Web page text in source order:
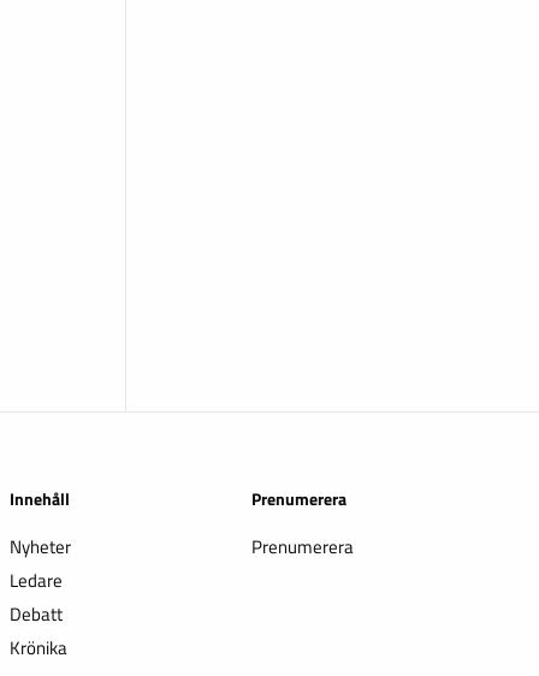
Innehåll
Nyheter
Ledare
Debatt
Krönika
Prenumerera
Prenumerera